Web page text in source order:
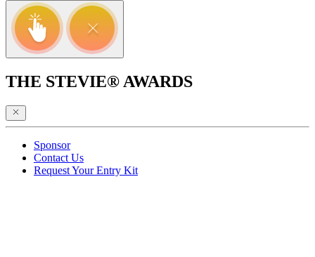
THE STEVIE® AWARDS
Sponsor
Contact Us
Request Your Entry Kit